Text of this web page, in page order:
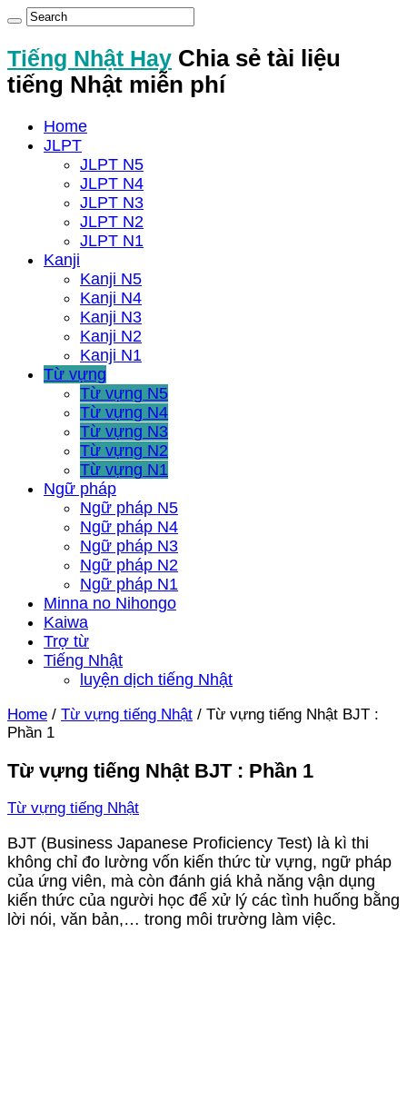
Tiếng Nhật Hay Chia sẻ tài liệu
tiếng Nhật miễn phí
Home
JLPT
JLPT N5
JLPT N4
JLPT N3
JLPT N2
JLPT N1
Kanji
Kanji N5
Kanji N4
Kanji N3
Kanji N2
Kanji N1
Từ vựng
Từ vựng N5
Từ vựng N4
Từ vựng N3
Từ vựng N2
Từ vựng N1
Ngữ pháp
Ngữ pháp N5
Ngữ pháp N4
Ngữ pháp N3
Ngữ pháp N2
Ngữ pháp N1
Minna no Nihongo
Kaiwa
Trợ từ
Tiếng Nhật
luyện dịch tiếng Nhật
Home / Từ vựng tiếng Nhật / Từ vựng tiếng Nhật BJT :
Phần 1
Từ vựng tiếng Nhật BJT : Phần 1
Từ vựng tiếng Nhật
BJT (Business Japanese Proficiency Test) là kì thi
không chỉ đo lường vốn kiến thức từ vựng, ngữ pháp
của ứng viên, mà còn đánh giá khả năng vận dụng
kiến thức của người học để xử lý các tình huống bằng
lời nói, văn bản,… trong môi trường làm việc.